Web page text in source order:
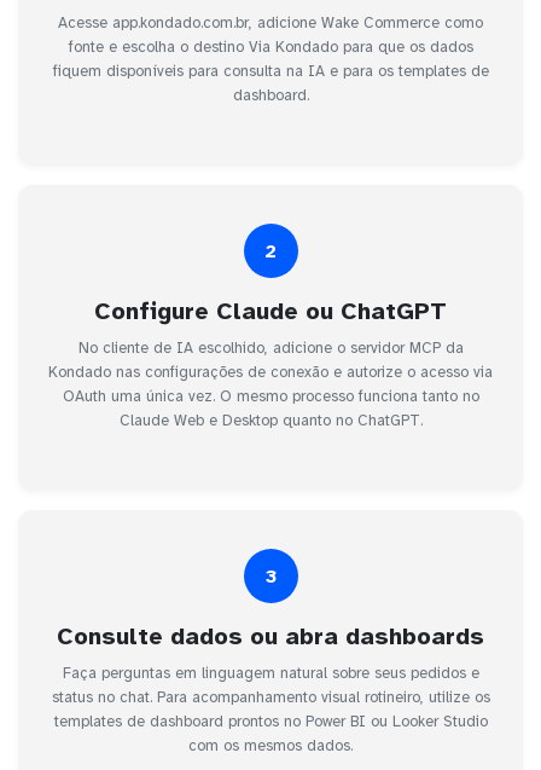
Acesse app.kondado.com.br, adicione Wake Commerce como
fonte e escolha o destino Via Kondado para que os dados
fiquem disponíveis para consulta na IA e para os templates de
dashboard.
2
Configure Claude ou ChatGPT
No cliente de IA escolhido, adicione o servidor MCP da
Kondado nas configurações de conexão e autorize o acesso via
OAuth uma única vez. O mesmo processo funciona tanto no
Claude Web e Desktop quanto no ChatGPT.
3
Consulte dados ou abra dashboards
Faça perguntas em linguagem natural sobre seus pedidos e
status no chat. Para acompanhamento visual rotineiro, utilize os
templates de dashboard prontos no Power BI ou Looker Studio
com os mesmos dados.